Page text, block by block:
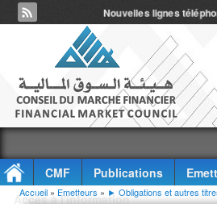
Nouvelles lignes
CMF Publications
Accès à l'information
Vous êtes ici
Accueil » Emetteurs » ► Obligations et autres